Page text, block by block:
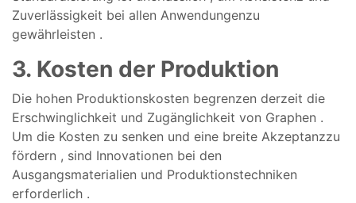
Zuverlässigkeit bei allen Anwendungenzu
gewährleisten .
3. Kosten der Produktion
Die hohen Produktionskosten begrenzen derzeit die
Erschwinglichkeit und Zugänglichkeit von Graphen .
Um die Kosten zu senken und eine breite Akzeptanzzu
fördern , sind Innovationen bei den
Ausgangsmaterialien und Produktionstechniken
erforderlich .